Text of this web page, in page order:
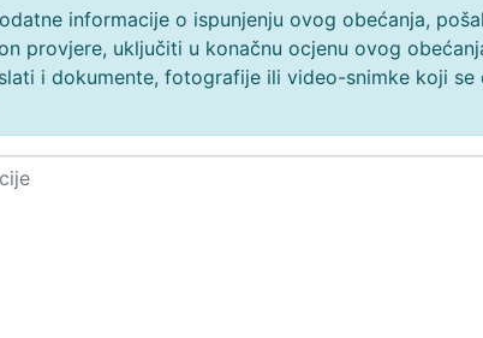
informacije o ispunjenju ovog obećanja,
provjere, uključiti u konačnu ocjenu ovog
i dokumente, fotografije ili video-snimke koji se